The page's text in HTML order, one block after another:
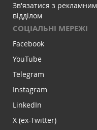
Зв'язатися з рекламним
відділом
СОЦІАЛЬНІ МЕРЕЖІ
Facebook
YouTube
Telegram
Instagram
LinkedIn
X (ex-Twitter)